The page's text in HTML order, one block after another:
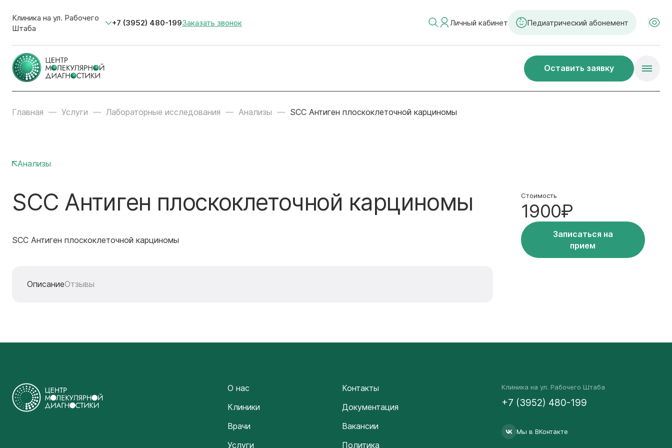
Клиника на ул. Рабочего
Штаба
+7 (3952) 480-199Заказать звонок Личный кабинет Педиатрический абонемент
Оставить заявку
Главная Услуги Лабораторные исследования Анализы SCC Антиген плоскоклеточной карциномы
Анализы
SCC Антиген плоскоклеточной карциномы
SCC Антиген плоскоклеточной карциномы
ОписаниеОтзывы
Стоимость
1900₽
Записаться на
прием
О нас
Клиники
Врачи
Услуги
Контакты
Документация
Вакансии
Политика
Клиника на ул. Рабочего Штаба
+7 (3952) 480-199
Мы в ВКонтакте